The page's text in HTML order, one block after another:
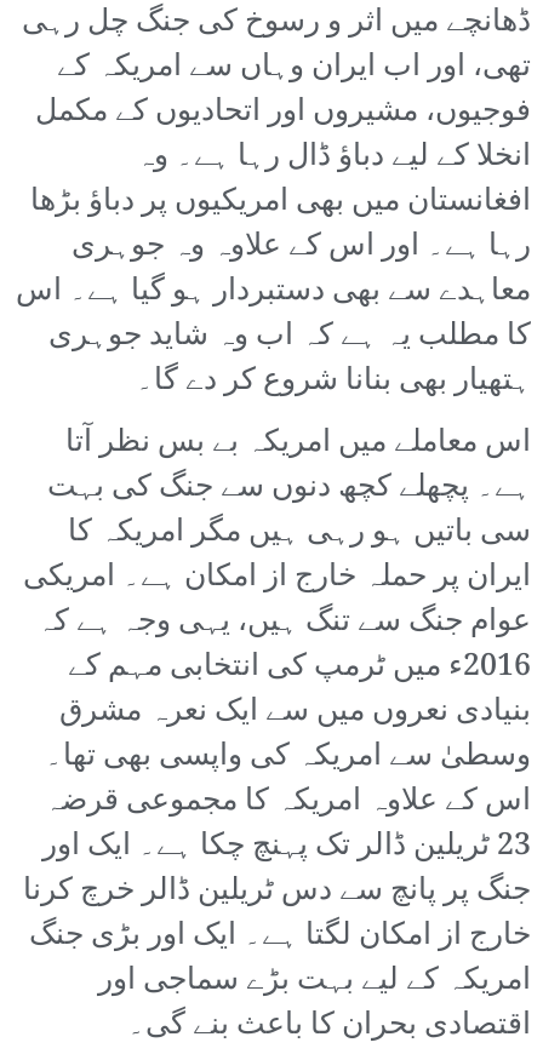
ڈھانچے میں اثر و رسوخ کی جنگ چل رہی
تھی، اور اب ایران وہاں سے امریکہ کے
فوجیوں، مشیروں اور اتحادیوں کے مکمل
انخلا کے لیے دباؤ ڈال رہا ہے۔ وہ
افغانستان میں بھی امریکیوں پر دباؤ بڑھا
رہا ہے۔ اور اس کے علاوہ وہ جوہری
معاہدے سے بھی دستبردار ہو گیا ہے۔ اس
کا مطلب یہ ہے کہ اب وہ شاید جوہری
ہتھیار بھی بنانا شروع کر دے گا۔
اس معاملے میں امریکہ بے بس نظر آتا
ہے۔ پچھلے کچھ دنوں سے جنگ کی بہت
سی باتیں ہو رہی ہیں مگر امریکہ کا
ایران پر حملہ خارج از امکان ہے۔ امریکی
عوام جنگ سے تنگ ہیں، یہی وجہ ہے کہ
2016ء میں ٹرمپ کی انتخابی مہم کے
بنیادی نعروں میں سے ایک نعرہ مشرق
وسطیٰ سے امریکہ کی واپسی بھی تھا۔
اس کے علاوہ امریکہ کا مجموعی قرضہ
23 ٹریلین ڈالر تک پہنچ چکا ہے۔ ایک اور
جنگ پر پانچ سے دس ٹریلین ڈالر خرچ کرنا
خارج از امکان لگتا ہے۔ ایک اور بڑی جنگ
امریکہ کے لیے بہت بڑے سماجی اور
اقتصادی بحران کا باعث بنے گی۔